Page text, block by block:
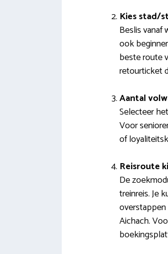
Kies stad/
Beslis vanaf
ook
beste route
retourticket
Aantal
Selecteer
Voor
of
Reisroute
De
treinreis. Je
Aichach.